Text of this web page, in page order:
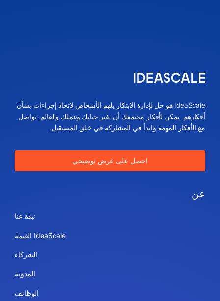
IdeaScale هو حل لإدارة الابتكار يلهم الأشخاص لاتخاذ إجراءات بشأن
أفكارهم. يمكن لأفكار مجتمعك أن تغير حياتك وعملك والعالم. تواصل
مع الأفكار المهمة وابدأ في المشاركة في خلق المستقبل.
احصل على عرض توضيحي
عن
نبذة عنا
IdeaScale القيمة
الشركاء
المدونة
الوظائف